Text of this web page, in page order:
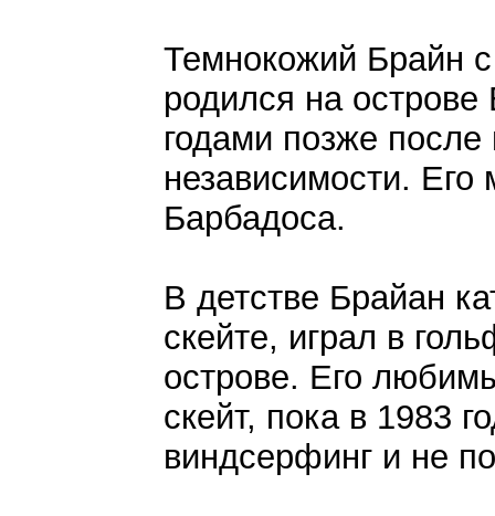
Темнокожий Брайн
родился на
годами позже
независимости.
Барбадоса.
В детстве Брайан
скейте, играл в
острове. Его
скейт, пока в 1983
виндсерфинг и не